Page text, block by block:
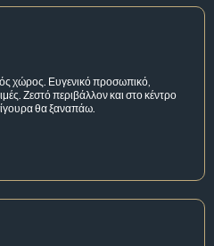
χώρος. Ευγενικό προσωπικό,
Ζεστό περιβάλλον και στο κέντρο
θα ξαναπάω.